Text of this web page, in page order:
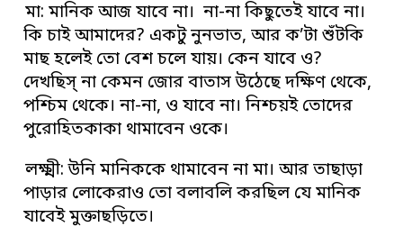
মা: মানিক আজ যাবে না। না-না কিছুতেই যাবে না।
কি চাই আমাদের? একটু নুনভাত, আর ক’টা শুঁটকি
মাছ হলেই তো বেশ চলে যায়। কেন যাবে ও?
দেখছিস্‌ না কেমন জোর বাতাস উঠেছে দক্ষিণ থেকে,
পশ্চিম থেকে। না-না, ও যাবে না। নিশ্চয়ই তোদের
পুরোহিতকাকা থামাবেন ওকে।
লক্ষ্মী: উনি মানিককে থামাবেন না মা। আর তাছাড়া
পাড়ার লোকেরাও তো বলাবলি করছিল যে মানিক
যাবেই মুক্তাছড়িতে।